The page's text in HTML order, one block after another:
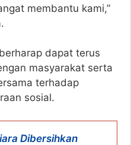
membantu kami,”
dapat terus
masyarakat serta
terhadap
sosial.
Dibersihkan